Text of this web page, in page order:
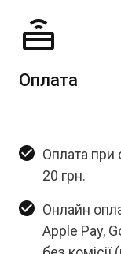
Оплата
Оплата при
20 грн.
Онлайн
Apple Pay,